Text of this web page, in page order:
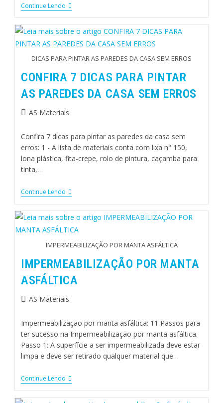
Continue Lendo
DICAS PARA PINTAR AS PAREDES DA CASA SEM ERROS
CONFIRA 7 DICAS PARA PINTAR
AS PAREDES DA CASA SEM ERROS
AS Materiais
Confira 7 dicas para pintar as paredes da casa sem
erros: 1 - A lista de materiais conta com lixa n° 150,
lona plástica, fita-crepe, rolo de pintura, caçamba para
tinta,…
Continue Lendo
IMPERMEABILIZAÇÃO POR MANTA ASFÁLTICA
IMPERMEABILIZAÇÃO POR MANTA
ASFÁLTICA
AS Materiais
Impermeabilização por manta asfáltica: 11 Passos para
ter sucesso na Impermeabilização por manta asfáltica.
Passo 1: A superfície a ser impermeabilizada deve estar
limpa e deve ser retirado qualquer material que…
Continue Lendo